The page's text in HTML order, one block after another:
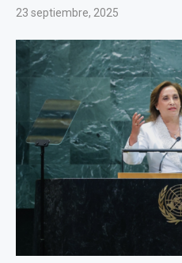
23 septiembre, 2025